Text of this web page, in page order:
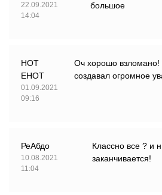
22.09.2021
14:04
большое
HOT
EHOT
01.09.2021
09:16
Оч хорошо взломано!
создавал огромное
РеАбдо
10.08.2021
11:04
Классно все ? и
заканчивается!